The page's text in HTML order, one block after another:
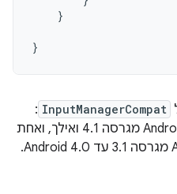
}
}
InputManagerCompat
:
אחת שפועלת במכשירים עם Android מגרסה 4.1 ואילך, ואחת